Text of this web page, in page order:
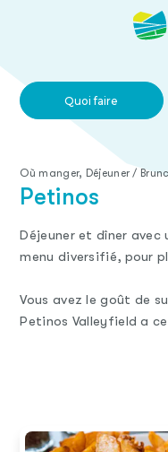
Skip to main content
Quoi faire
Où manger, Déjeuner /
Petinos
Déjeuner et dîner
menu diversifié, pour
Vous avez le goût de
Petinos Valleyfield a